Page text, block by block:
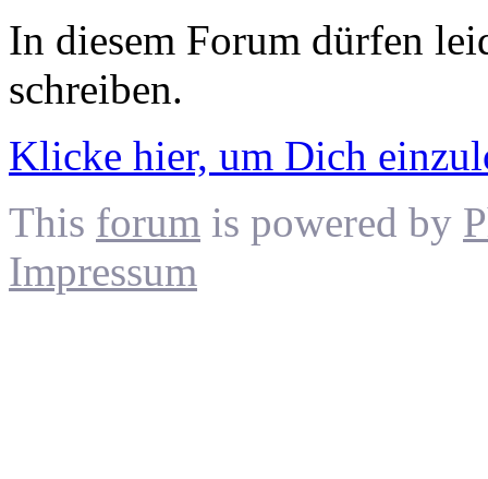
In diesem Forum dürfen
schreiben.
Klicke hier, um Dich
This forum is powered by
Impressum